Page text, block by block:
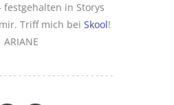
festgehalten in Storys
Triff mich bei Skool!
ARIANE